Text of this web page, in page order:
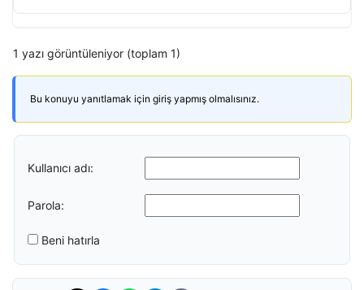
1 yazı görüntüleniyor (toplam 1)
Bu konuyu yanıtlamak için giriş yapmış olmalısınız.
Kullanıcı adı:
Parola:
Beni hatırla